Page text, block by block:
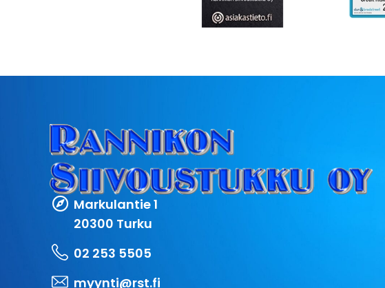
Markulantie 1
20300 Turku
02 253 5505
myynti@rst.fi